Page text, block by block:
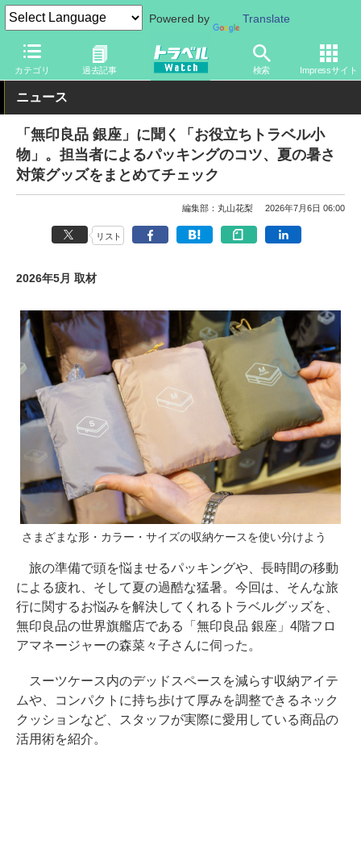
Powered by Translate
カテゴリ 過去記事 検索 Impressサイト
トラベル Watch 旅のアイテム 旅行グッズ 生活雑貨
ニュース
「無印良品 銀座」に聞く「お役立ちトラベル小
物」。担当者によるパッキングのコツ、夏の暑さ
対策グッズをまとめてチェック
編集部：丸山花梨 2026年7月6日 06:00
リスト
2026年5月 取材
さまざまな形・カラー・サイズの収納ケースを使い分けよう
旅の準備で頭を悩ませるパッキングや、長時間の移動
による疲れ、そして夏の過酷な猛暑。今回は、そんな旅
行に関するお悩みを解決してくれるトラベルグッズを、
無印良品の世界旗艦店である「無印良品 銀座」4階フロ
アマネージャーの森菜々子さんに伺った。
スーツケース内のデッドスペースを減らす収納アイテ
ムや、コンパクトに持ち歩けて厚みを調整できるネック
クッションなど、スタッフが実際に愛用している商品の
活用術を紹介。